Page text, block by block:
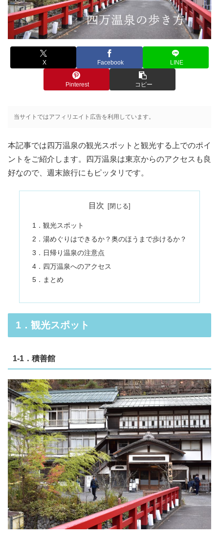
X Facebook LINE
Pinterest コピー
当サイトではアフィリエイト広告を利用しています。
本記事では四万温泉の観光スポットと観光する上でのポイ
ントをご紹介します。四万温泉は東京からのアクセスも良
好なので、週末旅行にもピッタリです。
目次
1．観光スポット
2．湯めぐりはできるか？奥のほうまで歩けるか？
3．日帰り温泉の注意点
4．四万温泉へのアクセス
5．まとめ
1．観光スポット
1-1．積善館